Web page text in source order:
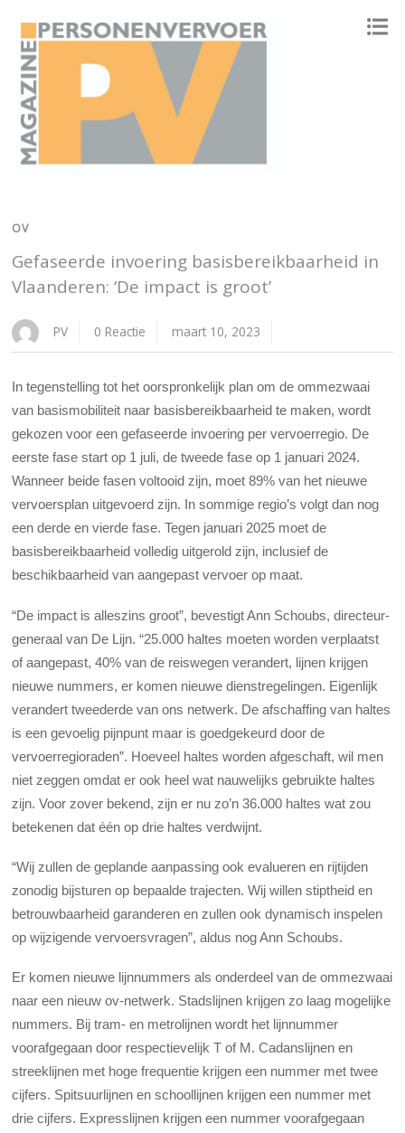
OV
Gefaseerde invoering basisbereikbaarheid in
Vlaanderen: ‘De impact is groot’
PV 0 Reactie maart 10, 2023
In tegenstelling tot het oorspronkelijk plan om de ommezwaai
van basismobiliteit naar basisbereikbaarheid te maken, wordt
gekozen voor een gefaseerde invoering per vervoerregio. De
eerste fase start op 1 juli, de tweede fase op 1 januari 2024.
Wanneer beide fasen voltooid zijn, moet 89% van het nieuwe
vervoersplan uitgevoerd zijn. In sommige regio’s volgt dan nog
een derde en vierde fase. Tegen januari 2025 moet de
basisbereikbaarheid volledig uitgerold zijn, inclusief de
beschikbaarheid van aangepast vervoer op maat.
“De impact is alleszins groot”, bevestigt Ann Schoubs, directeur-
generaal van De Lijn. “25.000 haltes moeten worden verplaatst
of aangepast, 40% van de reiswegen verandert, lijnen krijgen
nieuwe nummers, er komen nieuwe dienstregelingen. Eigenlijk
verandert tweederde van ons netwerk. De afschaffing van haltes
is een gevoelig pijnpunt maar is goedgekeurd door de
vervoerregioraden”. Hoeveel haltes worden afgeschaft, wil men
niet zeggen omdat er ook heel wat nauwelijks gebruikte haltes
zijn. Voor zover bekend, zijn er nu zo’n 36.000 haltes wat zou
betekenen dat één op drie haltes verdwijnt.
“Wij zullen de geplande aanpassing ook evalueren en rijtijden
zonodig bijsturen op bepaalde trajecten. Wij willen stiptheid en
betrouwbaarheid garanderen en zullen ook dynamisch inspelen
op wijzigende vervoersvragen”, aldus nog Ann Schoubs.
Er komen nieuwe lijnnummers als onderdeel van de ommezwaai
naar een nieuw ov-netwerk. Stadslijnen krijgen zo laag mogelijke
nummers. Bij tram- en metrolijnen wordt het lijnnummer
voorafgegaan door respectievelijk T of M. Cadanslijnen en
streeklijnen met hoge frequentie krijgen een nummer met twee
cijfers. Spitsuurlijnen en schoollijnen krijgen een nummer met
drie cijfers. Expresslijnen krijgen een nummer voorafgegaan